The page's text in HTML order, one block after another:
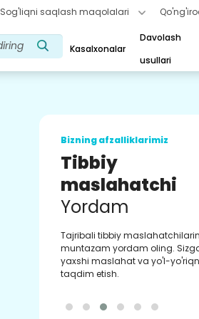
Sog'liqni saqlash maqolalari
Kasalxonalar
Davolash
usullari
Bizning afzalliklarimiz
Tibbiy
maslahatchi
Yordam
Tajribali tibbiy
muntazam yordam oling.
yaxshi maslahat va yo'l-
taqdim etish.